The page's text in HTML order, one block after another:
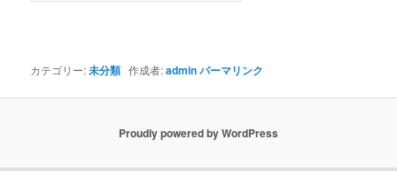
カテゴリー:未分類 作成者:adminパーマリンク
Proudly powered by WordPress